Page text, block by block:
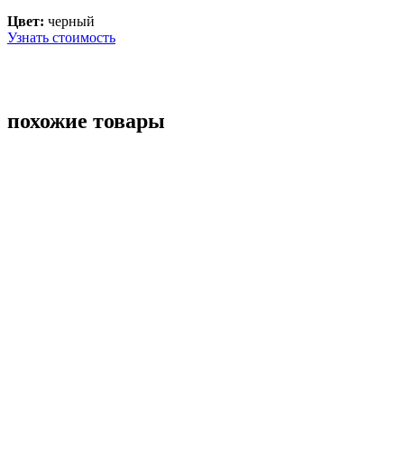
Цвет: черный
Узнать стоимость
похожие товары